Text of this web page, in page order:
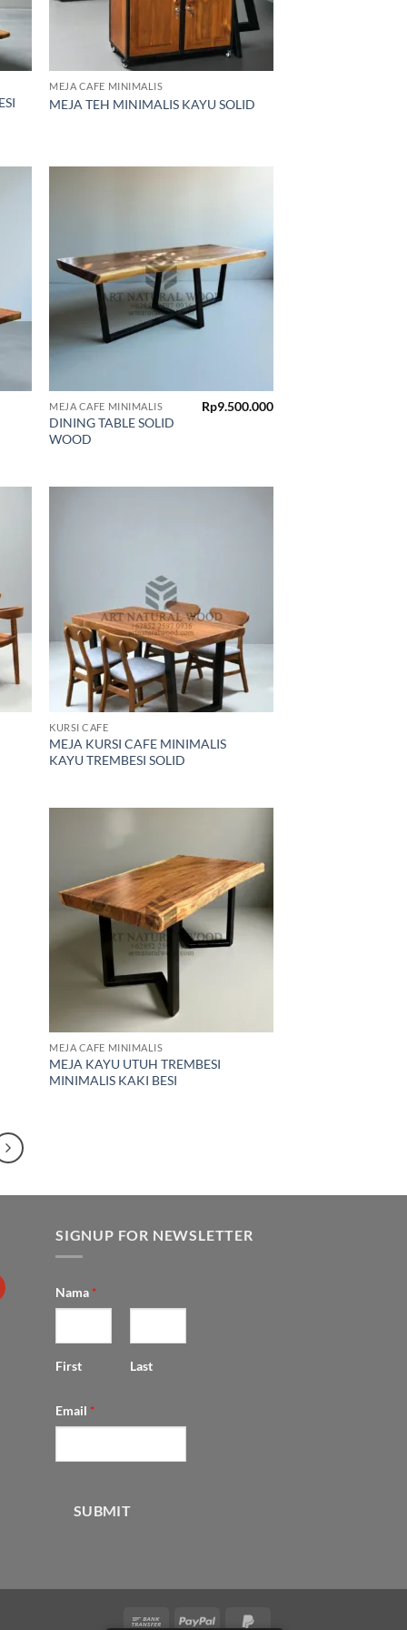
MEJA CAFE MINIMALIS
MEJA TEH MINIMALIS KAYU SOLID
MEJA CAFE MINIMALIS
DINING TABLE SOLID
WOOD
Rp9.500.000
KURSI CAFE
MEJA KURSI CAFE MINIMALIS
KAYU TREMBESI SOLID
Add to
wishlist
MEJA CAFE MINIMALIS
MEJA KAYU UTUH TREMBESI
MINIMALIS KAKI BESI
SIGNUP FOR NEWSLETTER
Nama *
First Last
Email *
SUBMIT
Bank PayPal